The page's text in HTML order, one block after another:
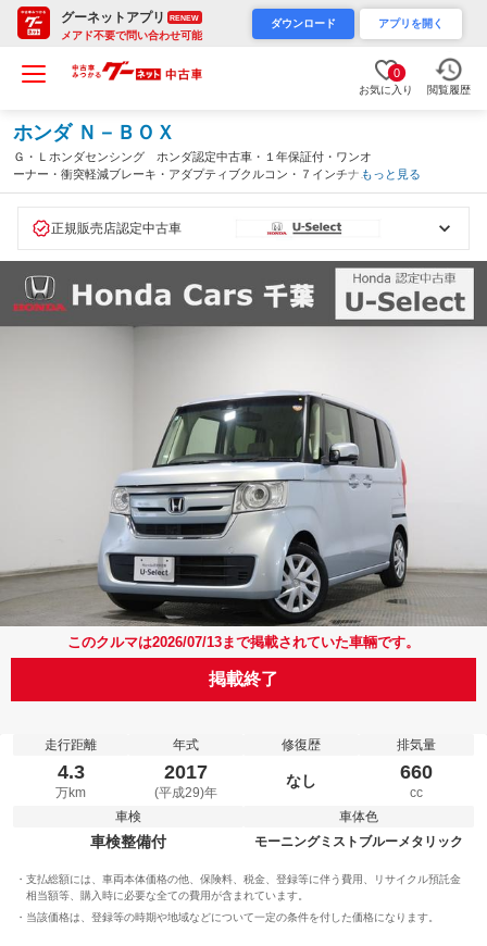
グーネットアプリ RENEW
メアド不要で問い合わせ可能
ダウンロード アプリを開く
0
お気に入り 閲覧履歴
ホンダ Ｎ－ＢＯＸ
Ｇ・Ｌホンダセンシング ホンダ認定中古車・１年保証付・ワンオ
ーナー・衝突軽減ブレーキ・アダプティブクルコン・７インチナ
ビ・バックカメラ・ＥＴＣ・ワンセグＴＶ・ＣＤ再生・Ｂｌｕｅｔ
もっと見る
正規販売店認定中古車
このクルマは2026/07/13まで掲載されていた車輛です。
掲載終了
走行距離
4.3
万km
年式
2017
(平成29)年
修復歴
なし
排気量
660
cc
車検
車検整備付
車体色
モーニングミストブルーメタリック
支払総額には、車両本体価格の他、保険料、税金、登録等に伴う費用、リサイクル預託金
相当額等、購入時に必要な全ての費用が含まれています。
当該価格は、登録等の時期や地域などについて一定の条件を付した価格になります。